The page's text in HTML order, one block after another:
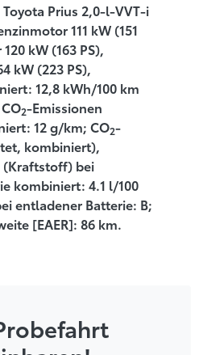
Prius 2,0-l-VVT-i
111 kW (151
kW (163 PS),
kW (223 PS),
12,8 kWh/100 km
2-Emissionen
12 g/km; CO2-
kombiniert),
(Kraftstoff) bei
kombiniert: 4.1 l/100
entladener Batterie: B;
[EAER]: 86 km.